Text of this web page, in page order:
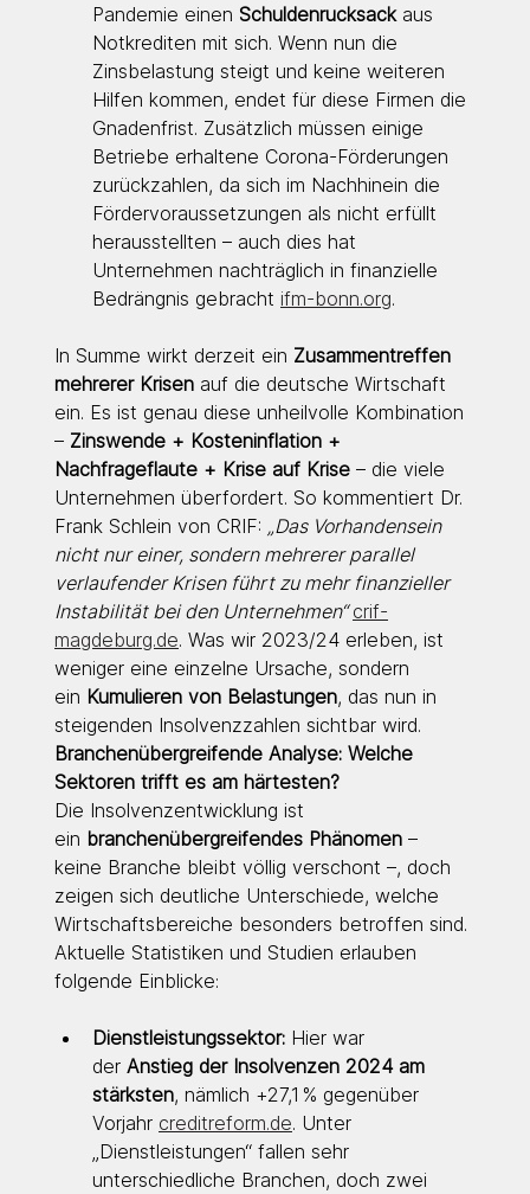
Pandemie einen Schuldenrucksack aus
Notkrediten mit sich. Wenn nun die
Zinsbelastung steigt und keine weiteren
Hilfen kommen, endet für diese Firmen die
Gnadenfrist. Zusätzlich müssen einige
Betriebe erhaltene Corona-Förderungen
zurückzahlen, da sich im Nachhinein die
Fördervoraussetzungen als nicht erfüllt
herausstellten – auch dies hat
Unternehmen nachträglich in finanzielle
Bedrängnis gebracht ifm-bonn.org.
In Summe wirkt derzeit ein Zusammentreffen
mehrerer Krisen auf die deutsche Wirtschaft
ein. Es ist genau diese unheilvolle Kombination
– Zinswende + Kosteninflation +
Nachfrageflaute + Krise auf Krise – die viele
Unternehmen überfordert. So kommentiert Dr.
Frank Schlein von CRIF: „Das Vorhandensein
nicht nur einer, sondern mehrerer parallel
verlaufender Krisen führt zu mehr finanzieller
Instabilität bei den Unternehmen“ crif-
magdeburg.de. Was wir 2023/24 erleben, ist
weniger eine einzelne Ursache, sondern
ein Kumulieren von Belastungen, das nun in
steigenden Insolvenzzahlen sichtbar wird.
Branchenübergreifende Analyse: Welche
Sektoren trifft es am härtesten?
Die Insolvenzentwicklung ist
ein branchenübergreifendes Phänomen –
keine Branche bleibt völlig verschont –, doch
zeigen sich deutliche Unterschiede, welche
Wirtschaftsbereiche besonders betroffen sind.
Aktuelle Statistiken und Studien erlauben
folgende Einblicke:
Dienstleistungssektor: Hier war
der Anstieg der Insolvenzen 2024 am
stärksten, nämlich +27,1 % gegenüber
Vorjahr creditreform.de. Unter
„Dienstleistungen“ fallen sehr
unterschiedliche Branchen, doch zwei